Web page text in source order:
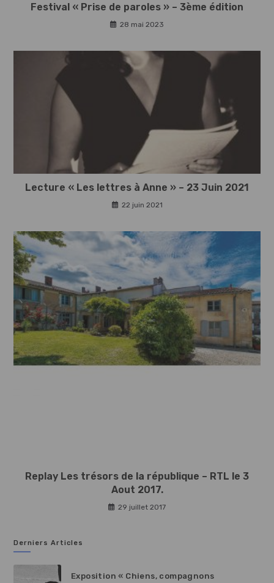
Festival « Prise de paroles » – 3ème édition
28 mai 2023
Lecture « Les lettres à Anne » – 23 Juin 2021
22 juin 2021
Replay Les trésors de la république – RTL le 3
Aout 2017.
29 juillet 2017
Derniers Articles
Exposition « Chiens, compagnons